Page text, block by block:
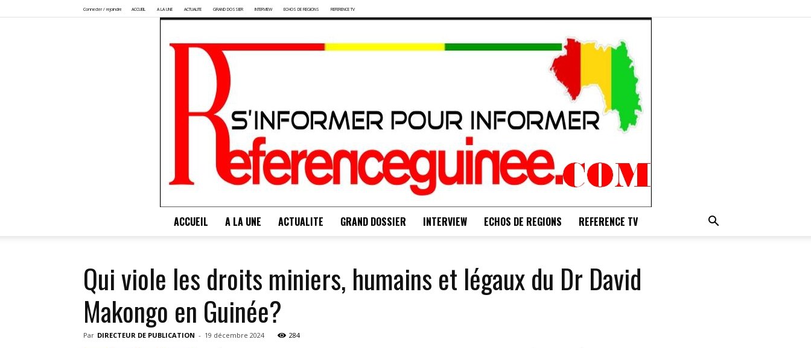
Connecter / rejoindre ACCUEIL A LA UNE ACTUALITE GRAND DOSSIER INTERVIEW ECHOS DE REGIONS REFERENCE TV
ACCUEIL A LA UNE ACTUALITE GRAND DOSSIER INTERVIEW ECHOS DE REGIONS REFERENCE TV
Qui viole les droits miniers, humains et légaux du Dr David
Makongo en Guinée?
Par DIRECTEUR DE PUBLICATION - 19 décembre 2024 284